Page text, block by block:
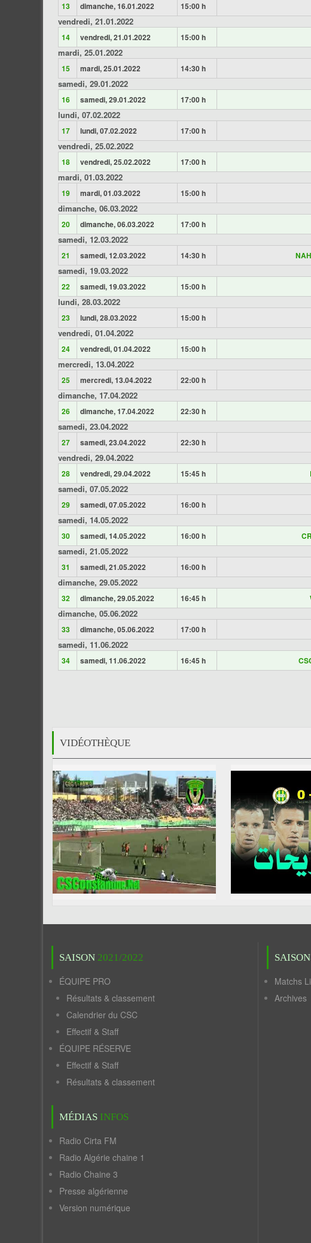
13 dimanche, 16.01.2022 15:00 h
vendredi, 21.01.2022
14 vendredi, 21.01.2022 15:00 h
mardi, 25.01.2022
15 mardi, 25.01.2022 14:30 h
samedi, 29.01.2022
16 samedi, 29.01.2022 17:00 h
lundi, 07.02.2022
17 lundi, 07.02.2022 17:00 h
vendredi, 25.02.2022
18 vendredi, 25.02.2022 17:00 h
mardi, 01.03.2022
19 mardi, 01.03.2022 15:00 h
dimanche, 06.03.2022
20 dimanche, 06.03.2022 17:00 h
samedi, 12.03.2022
21 samedi, 12.03.2022 14:30 h
samedi, 19.03.2022
22 samedi, 19.03.2022 15:00 h
lundi, 28.03.2022
23 lundi, 28.03.2022 15:00 h
vendredi, 01.04.2022
24 vendredi, 01.04.2022 15:00 h
mercredi, 13.04.2022
25 mercredi, 13.04.2022 22:00 h
dimanche, 17.04.2022
26 dimanche, 17.04.2022 22:30 h
samedi, 23.04.2022
27 samedi, 23.04.2022 22:30 h
vendredi, 29.04.2022
28 vendredi, 29.04.2022 15:45 h
samedi, 07.05.2022
29 samedi, 07.05.2022 16:00 h
samedi, 14.05.2022
30 samedi, 14.05.2022 16:00 h
samedi, 21.05.2022
31 samedi, 21.05.2022 16:00 h
dimanche, 29.05.2022
32 dimanche, 29.05.2022 16:45 h
dimanche, 05.06.2022
33 dimanche, 05.06.2022 17:00 h
samedi, 11.06.2022
34 samedi, 11.06.2022 16:45 h
VIDÉOTHÈQUE
SAISON 2021/2022
ÉQUIPE PRO
Résultats & classement
Calendrier du CSC
Effectif & Staff
ÉQUIPE RÉSERVE
Effectif & Staff
Résultats & classement
MÉDIAS INFOS
Radio Cirta FM
Radio Algérie chaine 1
Radio Chaine 3
Presse algérienne
Version numérique
Matchs
Archives